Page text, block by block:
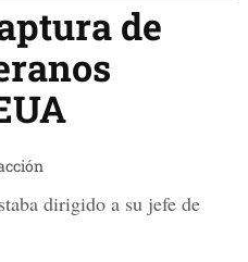
de
dirigido a su jefe de